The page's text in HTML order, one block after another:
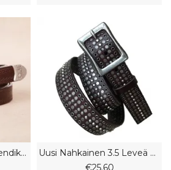
Naisten Vyö Muoti Trendikäs Vyö Aitoa Nahkaa Housujen Vyö Vyö
Uusi Nahkainen 3.5 Leveä Miesten Ja Naisten Ontto Niittivyö
€25.60